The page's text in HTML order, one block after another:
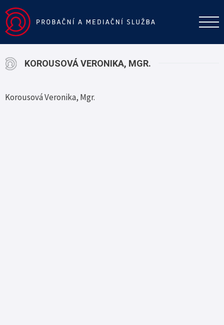
KOROUSOVÁ VERONIKA, MGR.
Korousová Veronika, Mgr.